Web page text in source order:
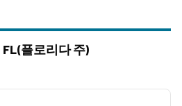
FL(플로리다 주)
다음